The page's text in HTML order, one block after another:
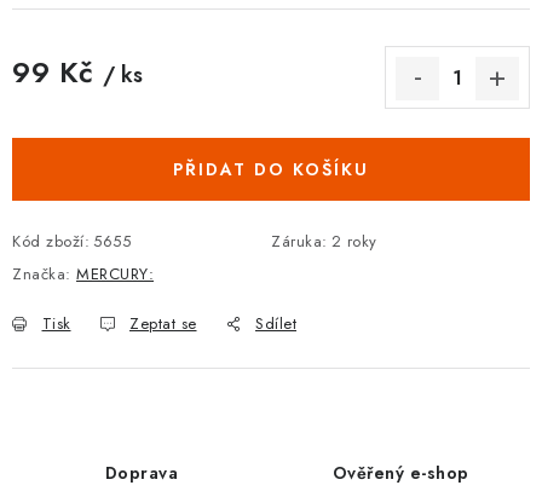
Ochrana osobních údajů
99 Kč / ks
PŘIDAT DO KOŠÍKU
Kód zboží: 5655 Záruka: 2 roky
Značka: MERCURY:
Tisk Zeptat se Sdílet
Doprava Ověřený e-shop